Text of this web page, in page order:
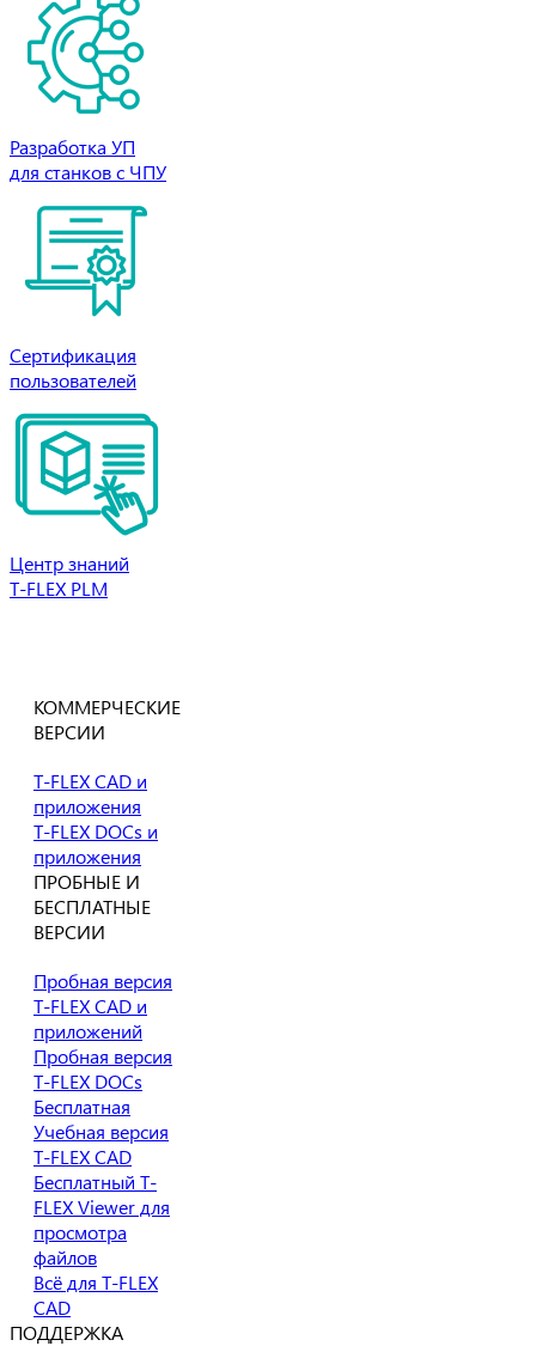
Разработка УП
для станков с ЧПУ
Сертификация
пользователей
Центр знаний
T-FLEX PLM
КОММЕРЧЕСКИЕ
ВЕРСИИ
T-FLEX CAD и
приложения
T-FLEX DOCs и
приложения
ПРОБНЫЕ И
БЕСПЛАТНЫЕ
ВЕРСИИ
Пробная версия
T-FLEX CAD и
приложений
Пробная версия
T-FLEX DOCs
Бесплатная
Учебная версия
T-FLEX CAD
Бесплатный T-
FLEX Viewer для
просмотра
файлов
Всё для T-FLEX
CAD
ПОДДЕРЖКА